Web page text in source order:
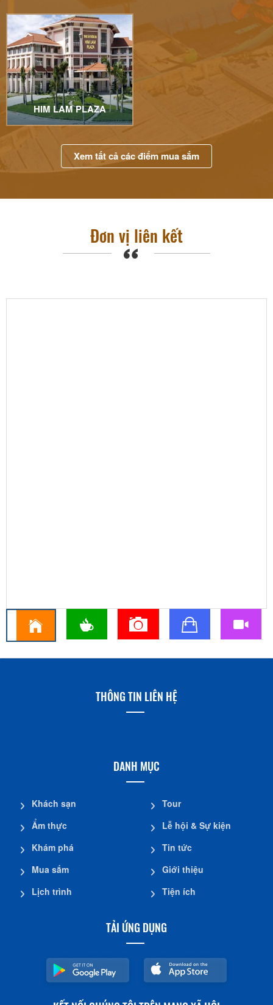
HIM LAM PLAZA
Xem tất cả các điểm mua sắm
Đơn vị liên kết
THÔNG TIN LIÊN HỆ
DANH MỤC
Khách sạn
Ẩm thực
Khám phá
Mua sắm
Lịch trình
Tour
Lễ hội & Sự kiện
Tin tức
Giới thiệu
Tiện ích
TẢI ỨNG DỤNG